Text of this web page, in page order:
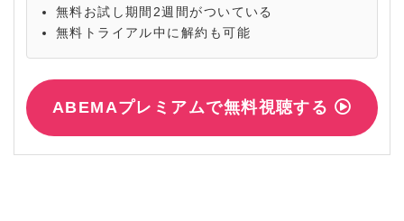
無料お試し期間2週間がついている
無料トライアル中に解約も可能
ABEMAプレミアムで無料視聴する